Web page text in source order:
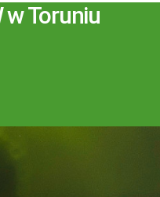
w Toruniu